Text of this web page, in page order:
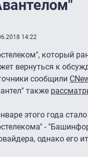
14:22
который
вернуться к
сообщили
также
этого года
-
однако его